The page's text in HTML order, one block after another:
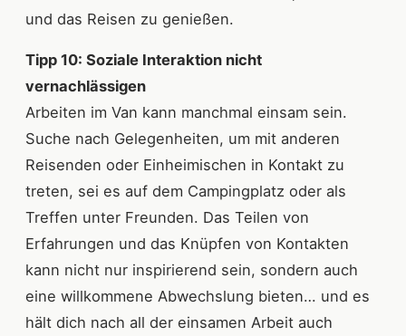
und das Reisen zu genießen.
Tipp 10: Soziale Interaktion nicht
vernachlässigen
Arbeiten im Van kann manchmal einsam sein.
Suche nach Gelegenheiten, um mit anderen
Reisenden oder Einheimischen in Kontakt zu
treten, sei es auf dem Campingplatz oder als
Treffen unter Freunden. Das Teilen von
Erfahrungen und das Knüpfen von Kontakten
kann nicht nur inspirierend sein, sondern auch
eine willkommene Abwechslung bieten… und es
hält dich nach all der einsamen Arbeit auch